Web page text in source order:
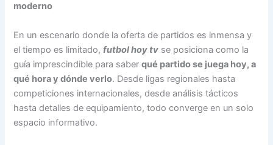
moderno
En un escenario donde la oferta de partidos es inmensa y
el tiempo es limitado,futbol hoy tv se posiciona como la
guía imprescindible para saberqué partido se juega hoy, a
qué hora y dónde verlo. Desde ligas regionales hasta
competiciones internacionales, desde análisis tácticos
hasta detalles de equipamiento, todo converge en un solo
espacio informativo.